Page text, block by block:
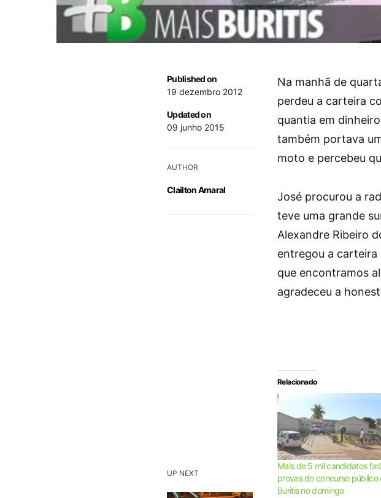
UP NEXT
Published on
19 dezembro 2012
Updated on
09 junho 2015
AUTHOR
Clailton Amaral
Na manhã de
perdeu a carteira
quantia em
também portava
moto e percebeu
José procurou a
teve uma grande
Alexandre Ribeiro
entregou a carteira
que encontramos
agradeceu a
Relacionado
Mais de 5 mil candidatos
provas do concurso público
Buritis no domingo